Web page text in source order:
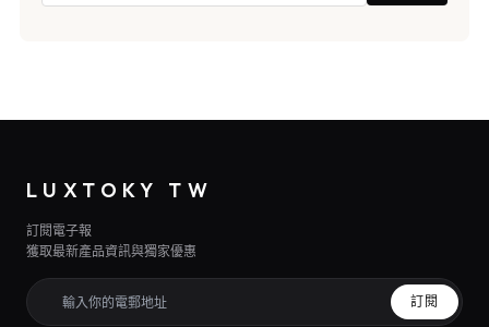
LUXTOKY TW
訂閱電子報
獲取最新產品資訊與獨家優惠
訂閱